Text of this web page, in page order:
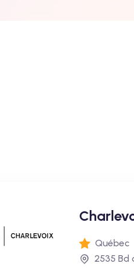
Québec
2535 Bd